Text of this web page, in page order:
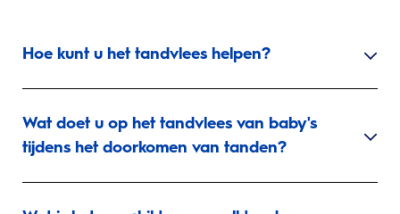
Hoe kunt u het tandvlees helpen?
Wat doet u op het tandvlees van baby's
tijdens het doorkomen van tanden?